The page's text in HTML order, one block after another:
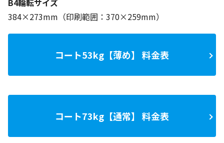
B4輪転サイズ
384×273mm（印刷範囲：370×259mm）
コート53kg【薄め】 料金表
コート73kg【通常】 料金表